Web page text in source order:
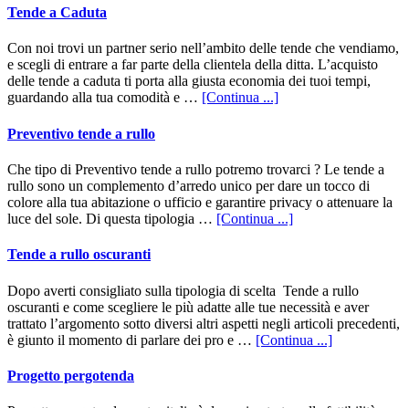
Tende a Caduta
Con noi trovi un partner serio nell’ambito delle tende che vendiamo,
e scegli di entrare a far parte della clientela della ditta. L’acquisto
delle tende a caduta ti porta alla giusta economia dei tuoi tempi,
guardando alla tua comodità e … [Continua ...]infoTende
Preventivo tende a rullo
Che tipo di Preventivo tende a rullo potremo trovarci ? Le tende a
rullo sono un complemento d’arredo unico per dare un tocco di
colore alla tua abitazione o ufficio e garantire privacy o attenuare la
luce del sole. Di questa tipologia … [Continua ...]infoPreventivo
Tende a rullo oscuranti
Dopo averti consigliato sulla tipologia di scelta Tende a rullo
oscuranti e come scegliere le più adatte alle tue necessità e aver
trattato l’argomento sotto diversi altri aspetti negli articoli precedenti,
è giunto il momento di parlare dei pro e … [Continua ...]infoTende
Progetto pergotenda